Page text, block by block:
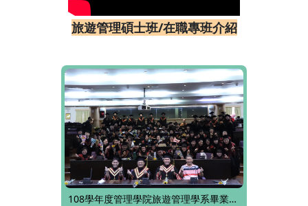
旅遊管理碩士班/在職專班介紹
108學年度管理學院旅遊管理學系畢業典禮